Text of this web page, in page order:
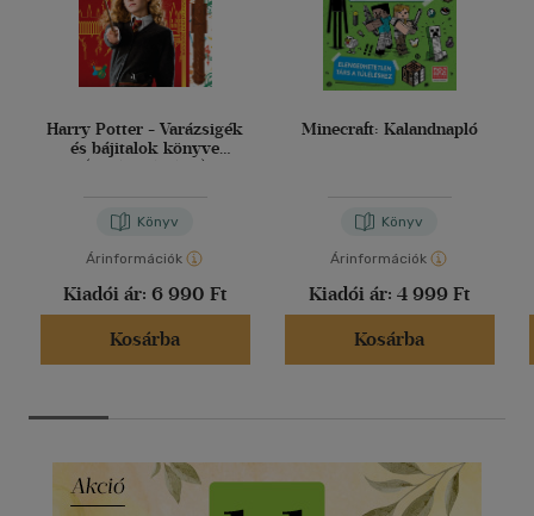
Harry Potter - Varázsigék
és bájitalok könyve
(varázspálcával)
Könyv
Árinformációk
Kiadói ár: 6 990 Ft
Kosárba
Minecraft: Kalandnapló
Könyv
Árinformációk
Kiadói ár: 4 999 Ft
Kosárba